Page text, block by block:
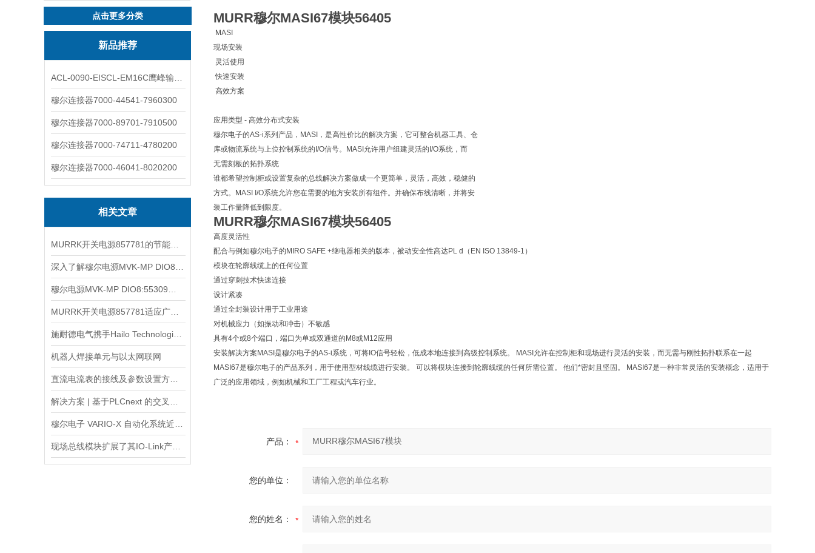
点击更多分类
新品推荐
穆尔连接器7000-44541-7960300
穆尔连接器7000-89701-7910500
穆尔连接器7000-74711-4780200
穆尔连接器7000-46041-8020200
相关文章
机器人焊接单元与以太网联网
MURR穆尔MASI67模块56405
MASI
现场安装
 灵活使用
 快速安装
 高效方案
应用类型 - 高效分布式安装
穆尔电子的AS-i系列产品，MASI，是高性价比的解决方案，它可整合机器工具、仓
库或物流系统与上位控制系统的I/O信号。MASI允许用户组建灵活的I/O系统，而
无需刻板的拓扑系统
谁都希望控制柜或设置复杂的总线解决方案做成一个更简单，灵活，高效，稳健的
方式。MASI I/O系统允许您在需要的地方安装所有组件。并确保布线清晰，并将安
装工作量降低到限度。
MURR穆尔MASI67模块56405
高度灵活性
配合与例如穆尔电子的MIRO SAFE +继电器相关的版本，被动安全性高达PL d（EN ISO 13849-1）
模块在轮廓线缆上的任何位置
通过穿刺技术快速连接
设计紧凑
通过全封装设计用于工业用途
对机械应力（如振动和冲击）不敏感
具有4个或8个端口，端口为单或双通道的M8或M12应用
安装解决方案MASI是穆尔电子的AS-i系统，可将IO信号轻松，低成本地连接到高级控制系统。 MASI允许在控制柜和现场进行灵活的安装，而无需与刚性拓扑联系在一起
MASI67是穆尔电子的产品系列，用于使用型材线缆进行安装。 可以将模块连接到轮廓线缆的任何所需位置。 他们*密封且坚固。 MASI67是一种非常灵活的安装概念，适用于
广泛的应用领域，例如机械和工厂工程或汽车行业。
产品：
您的单位：
您的姓名：